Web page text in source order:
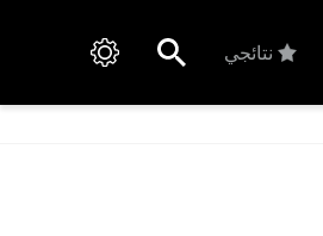
نتائجي